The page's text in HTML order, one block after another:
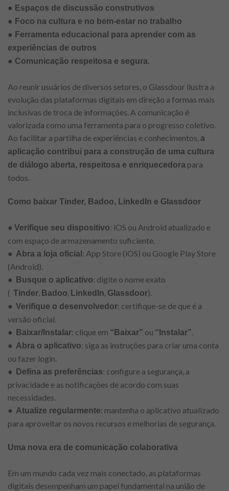
● Espaços de discussão construtivos
● Foco na cultura e no bem-estar no trabalho
● Ferramenta educacional para aprender com as
experiências de outros
● Comunicação respeitosa e segura.
Ao reunir usuários de diversos setores, o Glassdoor ilustra a
evolução das plataformas digitais em direção a formas mais
inclusivas de troca de informações. A comunicação é
valorizada como uma ferramenta para o progresso coletivo.
Ao facilitar a partilha de experiências e conhecimentos,a
aplicação contribui para a construção de uma cultura
de diálogo aberta, respeitosa e enriquecedora para
todos.
Como baixar Tinder, Badoo, LinkedIn e Glassdoor
● Verifique seu dispositivo: iOS ou Android atualizado e
com espaço de armazenamento suficiente.
● Abra a loja oficial : App Store (iOS) ou Google Play Store
(Android).
●
Busque o aplicativo: digite o nome exato
( Tinder, Badoo, LinkedIn, Glassdoor).
● Verifique o desenvolvedor: certifique-se de que é a
versão oficial.
●
Baixar/Instalar: clique em “Baixar” ou “Instalar”.
● Abra o aplicativo: siga as instruções para criar uma conta
ou fazer login.
●
Defina as preferências: configure a segurança, a
privacidade e as notificações de acordo com suas
necessidades.
● Atualize regularmente: mantenha o aplicativo atualizado
para aproveitar os novos recursos e melhorias de segurança.
Uma nova era de comunicação colaborativa
Em um mundo cada vez mais conectado, as plataformas
digitais desempenham um papel fundamental na união de